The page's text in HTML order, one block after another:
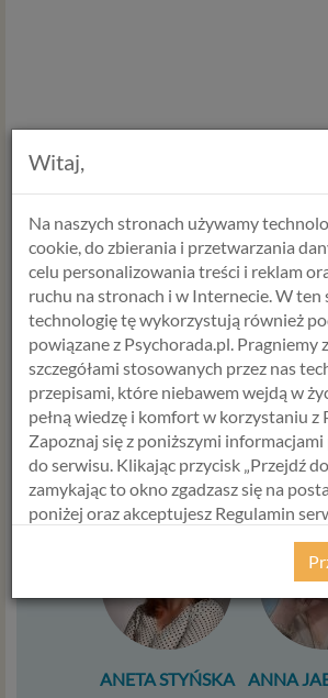
Polecamy:
Konsultacjepsychologaiseksuologa |
Internetowy Program Zmiany Osobistej
WYBIERZ USŁUGĘ,
I TERMIN
USŁUGA
ANETA STYŃSKA ANNA
Witaj,
Na naszych stronach używamy
cookie, do zbierania i przetwarzania
celu personalizowania treści i reklam
ruchu na stronach i w Internecie. W ten
technologię tę wykorzystują również
powiązane z Psychorada.pl. Pragniemy
szczegółami stosowanych przez nas
przepisami, które niebawem wejdą w
pełną wiedzę i komfort w korzystaniu z
Zapoznaj się z poniższymi
do serwisu. Klikając przycisk „Przejdź
zamykając to okno zgadzasz się na
poniżej oraz akceptujesz Regulamin
Psychorada.pl i Politykę Prywatności.
Z dniem 25 maja 2018 r. rozpoczyna
Rozporządzenie Parlamentu
2016/679 z dnia 27 kwietnia 2016 r. w